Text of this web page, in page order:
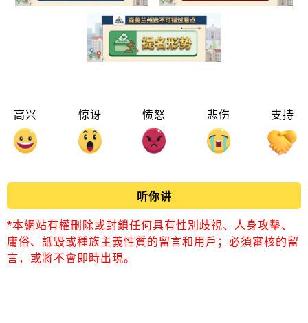
高兴 惊讶 愤怒 悲伤 支持
听你讲
*本網站有權刪除或封鎖任何具有性別歧視、人身攻擊、
庸俗、詆毀或種族主義性質的留言和用戶；必須審核的留
言，或將不會即時出現。